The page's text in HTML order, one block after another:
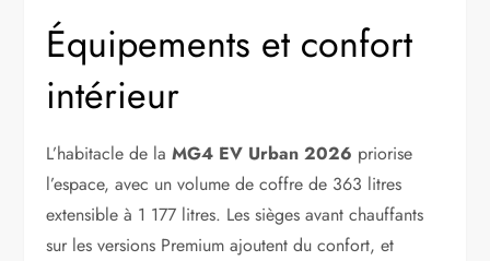
Équipements et confort
intérieur
L’habitacle de laMG4 EV Urban 2026 priorise
l’espace, avec un volume de coffre de 363 litres
extensible à 1 177 litres. Les sièges avant chauffants
sur les versions Premium ajoutent du confort, et